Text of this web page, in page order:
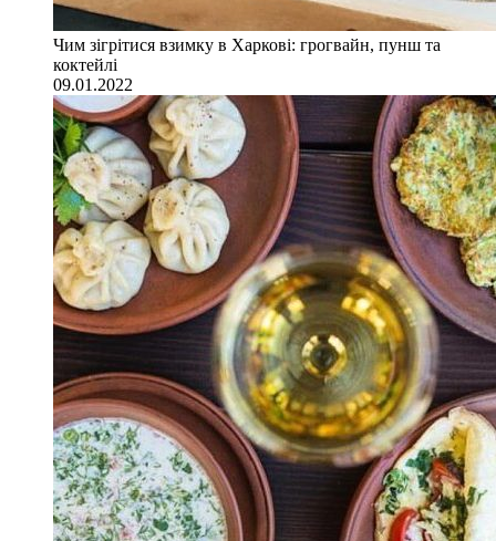
Чим зігрітися взимку в Харкові: грогвайн, пунш та
коктейлі
09.01.2022